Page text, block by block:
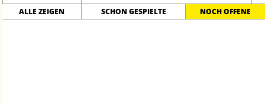
ALLE ZEIGEN
SCHON GESPIELTE NOCH OFFENE